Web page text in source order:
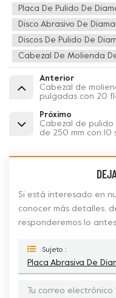
Placa De Pulido De
Disco Abrasivo De
Discos De Pulido De
Cabezal De Molienda
Anterior
Cabezal de
pulgadas con 20
Próximo
Cabezal de
de 250 mm con
Si está interesado en
conocer más detalles,
responderemos lo
Sujeto :